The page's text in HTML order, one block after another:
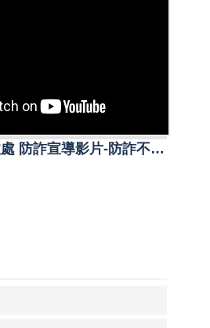
苗栗縣政府地政處 防詐宣導影片-防詐不打烊